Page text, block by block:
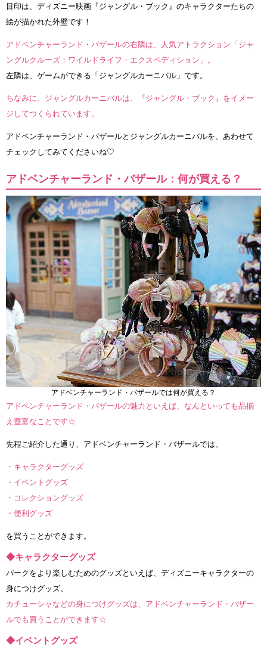
目印は、ディズニー映画『ジャングル・ブック』のキャラクターたちの
絵が描かれた外壁です！
アドベンチャーランド・バザールの右隣は、人気アトラクション「ジャ
ングルクルーズ：ワイルドライフ・エクスペディション」。
左隣は、ゲームができる「ジャングルカーニバル」です。
ちなみに、ジャングルカーニバルは、『ジャングル・ブック』をイメー
ジしてつくられています。
アドベンチャーランド・バザールとジャングルカーニバルを、あわせて
チェックしてみてくださいね♡
アドベンチャーランド・バザール：何が買える？
アドベンチャーランド・バザールでは何が買える？
アドベンチャーランド・バザールの魅力といえば、なんといっても品揃
え豊富なことです☆
先程ご紹介した通り、アドベンチャーランド・バザールでは、
・キャラクターグッズ
・イベントグッズ
・コレクショングッズ
・便利グッズ
を買うことができます。
◆キャラクターグッズ
パークをより楽しむためのグッズといえば、ディズニーキャラクターの
身につけグッズ。
カチューシャなどの身につけグッズは、アドベンチャーランド・バザー
ルでも買うことができます☆
◆イベントグッズ